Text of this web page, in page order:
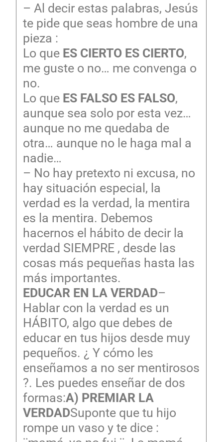
– Al decir estas palabras, Jesús
te pide que seas hombre de una
pieza :
Lo que ES CIERTO ES CIERTO,
me guste o no… me convenga o
no.
Lo que ES FALSO ES FALSO,
aunque sea solo por esta vez…
aunque no me quedaba de
otra… aunque no le haga mal a
nadie…
– No hay pretexto ni excusa, no
hay situación especial, la
verdad es la verdad, la mentira
es la mentira. Debemos
hacernos el hábito de decir la
verdad SIEMPRE , desde las
cosas más pequeñas hasta las
más importantes.
EDUCAR EN LA VERDAD–
Hablar con la verdad es un
HÁBITO, algo que debes de
educar en tus hijos desde muy
pequeños. ¿ Y cómo les
enseñamos a no ser mentirosos
?. Les puedes enseñar de dos
formas:A) PREMIAR LA
VERDADSuponte que tu hijo
rompe un vaso y te dice :